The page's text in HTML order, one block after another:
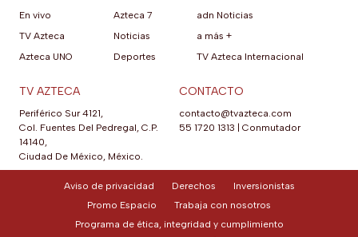
En vivo
TV Azteca
Azteca UNO
Azteca 7
Noticias
Deportes
adn Noticias
a más +
TV Azteca Internacional
TV AZTECA
Periférico Sur 4121,
Col. Fuentes Del Pedregal, C.P.
14140,
Ciudad De México, México.
CONTACTO
contacto@tvazteca.com
55 1720 1313
Conmutador
Aviso de privacidad Derechos
Inversionistas
Promo Espacio
Trabaja con nosotros
Programa de ética, integridad y cumplimiento